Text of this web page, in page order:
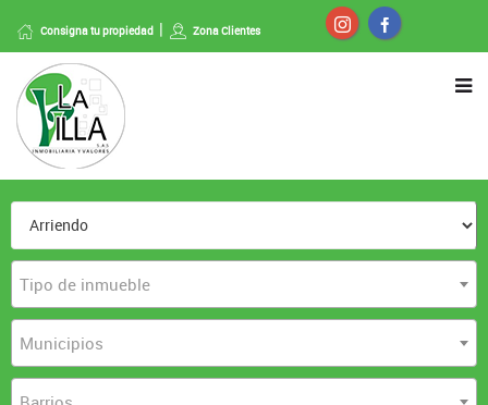
Consigna tu propiedad Zona Clientes
Tipo de inmueble
Municipios